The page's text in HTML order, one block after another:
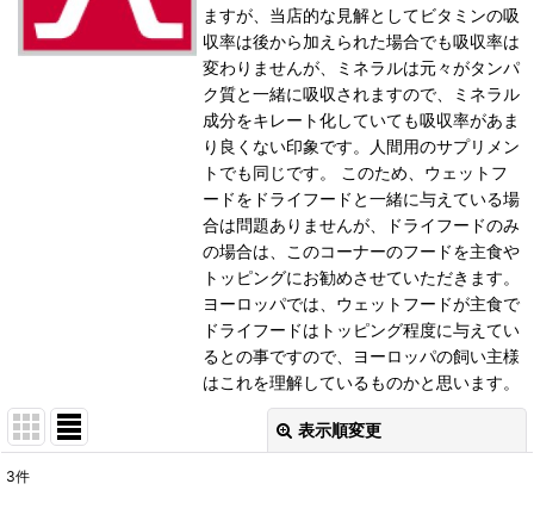
ますが、当店的な見解としてビタミンの吸
収率は後から加えられた場合でも吸収率は
変わりませんが、ミネラルは元々がタンパ
ク質と一緒に吸収されますので、ミネラル
成分をキレート化していても吸収率があま
り良くない印象です。人間用のサプリメン
トでも同じです。 このため、ウェットフ
ードをドライフードと一緒に与えている場
合は問題ありませんが、ドライフードのみ
の場合は、このコーナーのフードを主食や
トッピングにお勧めさせていただきます。
ヨーロッパでは、ウェットフードが主食で
ドライフードはトッピング程度に与えてい
るとの事ですので、ヨーロッパの飼い主様
はこれを理解しているものかと思います。
表示順変更
3件